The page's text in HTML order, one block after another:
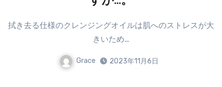
拭き去る仕様のクレンジングオイルは肌へのストレスが大
きいため…
Grace 2023年11月6日